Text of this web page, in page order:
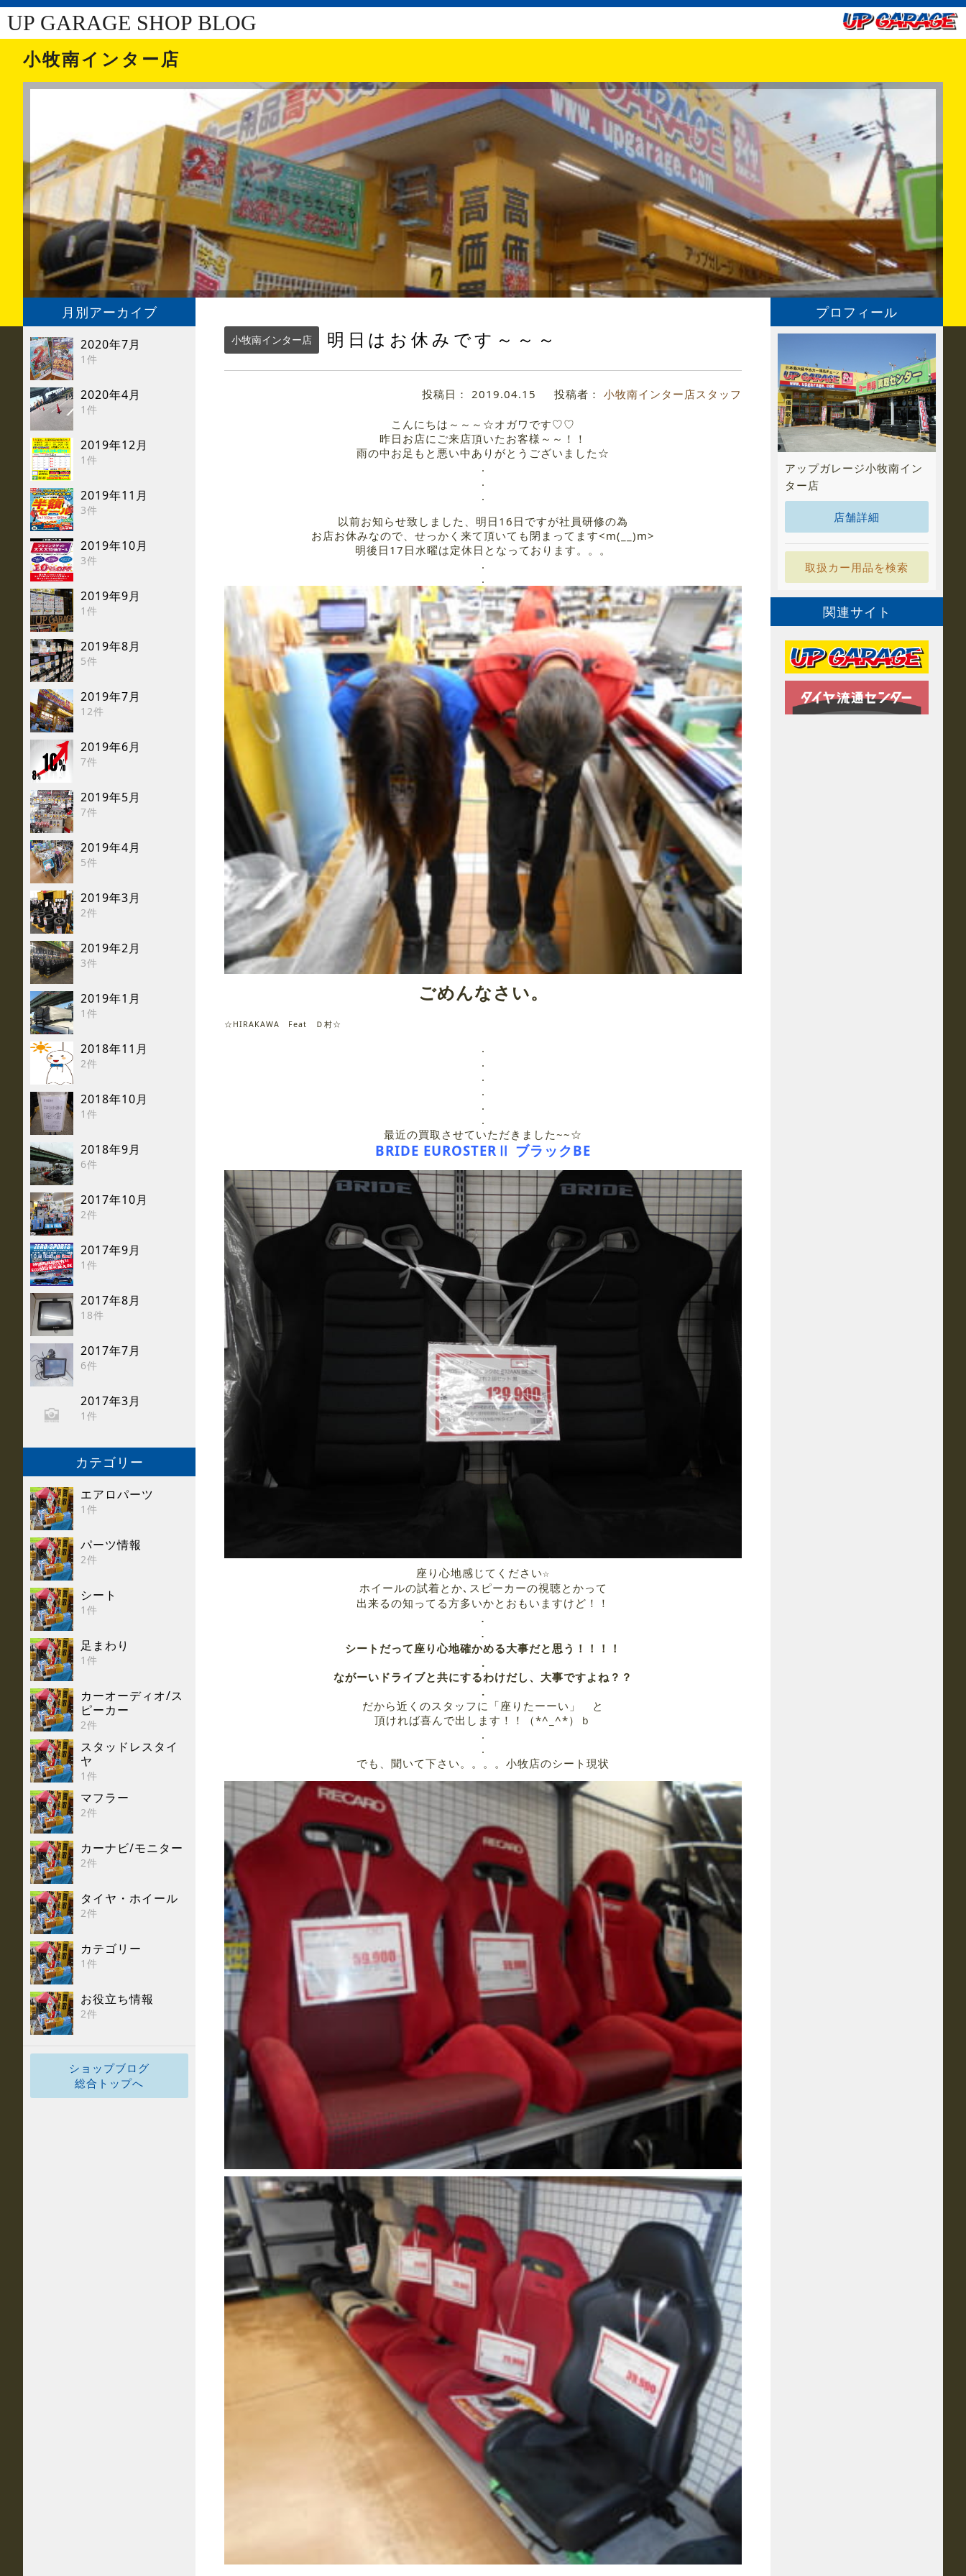
UP GARAGE SHOP BLOG
小牧南インター店
月別アーカイブ
2020年7月
1件
2020年4月
1件
2019年12月
1件
2019年11月
3件
2019年10月
3件
2019年9月
1件
2019年8月
5件
2019年7月
12件
2019年6月
7件
2019年5月
7件
2019年4月
5件
2019年3月
2件
2019年2月
3件
2019年1月
1件
2018年11月
2件
2018年10月
1件
2018年9月
6件
2017年10月
2件
2017年9月
1件
2017年8月
18件
2017年7月
6件
2017年3月
1件
カテゴリー
エアロパーツ
1件
パーツ情報
2件
シート
1件
足まわり
1件
カーオーディオ/ス
ピーカー
2件
スタッドレスタイ
ヤ
1件
マフラー
2件
カーナビ/モニター
2件
タイヤ・ホイール
2件
カテゴリー
1件
お役立ち情報
2件
ショップブログ
総合トップへ
小牧南インター店 明日はお休みです～～～
投稿日： 2019.04.15 投稿者： 小牧南インター店スタッフ
こんにちは～～～☆オガワです♡♡
昨日お店にご来店頂いたお客様～～！！
雨の中お足もと悪い中ありがとうございました☆
.
.
.
以前お知らせ致しました、明日16日ですが社員研修の為
お店お休みなので、せっかく来て頂いても閉まってます<m(__)m>
明後日17日水曜は定休日となっております。。。
.
.
ごめんなさい。
☆HIRAKAWA Feat Ｄ村☆
.
.
.
.
.
.
最近の買取させていただきました~~☆
BRIDE EUROSTERⅡ ブラックBE
座り心地感じてください☆
ホイールの試着とか､スピーカーの視聴とかって
出来るの知ってる方多いかとおもいますけど！！
.
.
シートだって座り心地確かめる大事だと思う！！！！
.
ながーいドライブと共にするわけだし、大事ですよね？？
.
だから近くのスタッフに「座りたーーい」 と
頂ければ喜んで出します！！（*^_^*）ｂ
.
.
でも、聞いて下さい。。。。小牧店のシート現状
プロフィール
アップガレージ小牧南イン
ター店
店舗詳細
取扱カー用品を検索
関連サイト